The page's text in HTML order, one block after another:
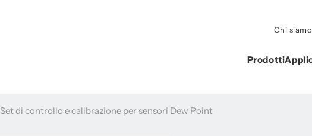
Chi siamo
Prodotti
Set di controllo e calibrazione per sensori Dew Point